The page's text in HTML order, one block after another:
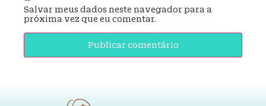
Salvar meus dados neste navegador para a
próxima vez que eu comentar.